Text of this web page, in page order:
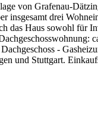
von Grafenau-
drei
das Haus sowohl für
-
und Stuttgart.